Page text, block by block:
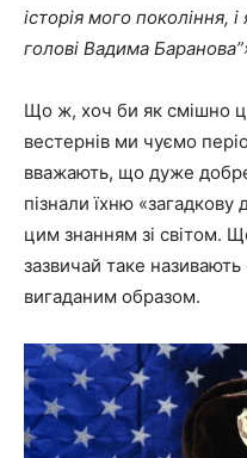
історія мого покоління,
голові Вадима
Що ж, хоч би як смішно
вестернів ми чуємо
вважають, що дуже
пізнали їхню «загадкову
цим знанням зі світом.
зазвичай таке
вигаданим образом.